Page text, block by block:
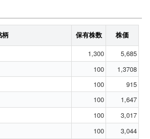
柄 保有株数 株価
1,300
5,685
100
1,3708
100
915
100
1,647
100
3,017
100
3,044